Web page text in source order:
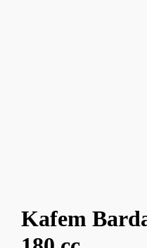
Kafem